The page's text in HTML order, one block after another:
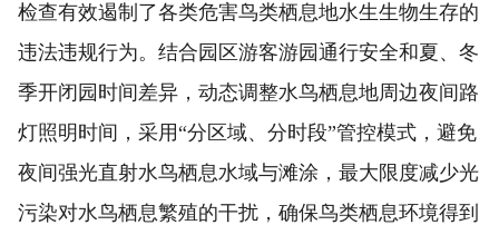
检查有效遏制了各类危害鸟类栖息地水生生物生存的
违法违规行为。结合园区游客游园通行安全和夏、冬
季开闭园时间差异，动态调整水鸟栖息地周边夜间路
灯照明时间，采用“分区域、分时段”管控模式，避免
夜间强光直射水鸟栖息水域与滩涂，最大限度减少光
污染对水鸟栖息繁殖的干扰，确保鸟类栖息环境得到